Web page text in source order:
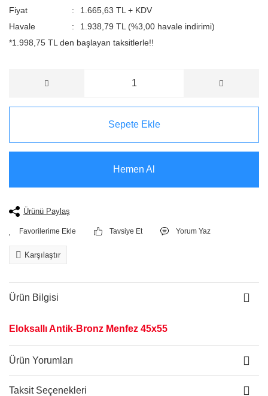
Fiyat
1.665,63 TL + KDV
Havale
1.938,79 TL (%3,00 havale indirimi)
*1.998,75 TL den başlayan taksitlerle!!
Sepete Ekle
Hemen Al
Ürünü Paylaş
Tavsiye Et Yorum Yaz
Karşılaştır
Ürün Bilgisi
Eloksallı Antik-Bronz Menfez 45x55
Ürün Yorumları
Taksit Seçenekleri